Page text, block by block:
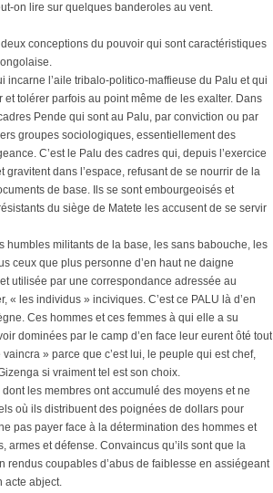
on lire sur quelques banderoles au vent.
conceptions du pouvoir qui sont caractéristiques
incarne l’aile tribalo-politico-maffieuse du Palu et qui
tolérer parfois au point même de les exalter. Dans
Pende qui sont au Palu, par conviction ou par
groupes sociologiques, essentiellement des
C’est le Palu des cadres qui, depuis l’exercice
dans l’espace, refusant de se nourrir de la
de base. Ils se sont embourgeoisés et
du siège de Matete les accusent de se servir
militants de la base, les sans babouche, les
ceux que plus personne d’en haut ne daigne
utilisée par une correspondance adressée au
les individus » inciviques. C’est ce PALU là d’en
Ces hommes et ces femmes à qui elle a su
dominées par le camp d’en face leur eurent ôté tout
» parce que c’est lui, le peuple qui est chef,
si vraiment tel est son choix.
les membres ont accumulé des moyens et ne
où ils distribuent des poignées de dollars pour
pas payer face à la détermination des hommes et
armes et défense. Convaincus qu’ils sont que la
coupables d’abus de faiblesse en assiégeant
acte abject.